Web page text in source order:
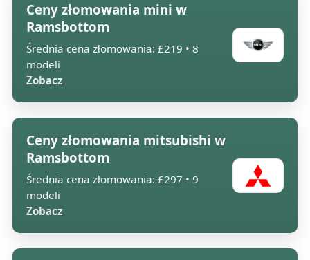
Ceny złomowania mini w
Ramsbottom
Średnia cena złomowania: £219 • 8
modeli
Zobacz
Ceny złomowania mitsubishi w
Ramsbottom
Średnia cena złomowania: £297 • 9
modeli
Zobacz